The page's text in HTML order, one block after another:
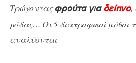
Τρώγονταςφρούτα γιαδείπνο,
μόδας… Οι 5 διατροφικοί μύθοι
αναλύονται